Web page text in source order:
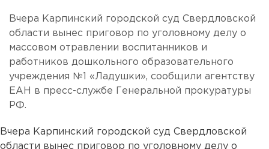
Вчера Карпинский городской суд Свердловской
области вынес приговор по уголовному делу о
массовом отравлении воспитанников и
работников дошкольного образовательного
учреждения №1 «Ладушки», сообщили агентству
ЕАН в пресс-службе Генеральной прокуратуры
РФ.
Вчера Карпинский городской суд Свердловской
области вынес приговор по уголовному делу о